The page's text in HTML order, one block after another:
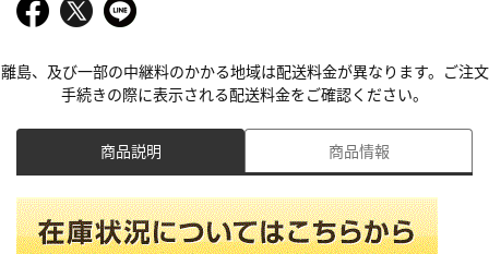
離島、及び一部の中継料のかかる地域は配送料金が異なります。ご注文
手続きの際に表示される配送料金をご確認ください。
商品説明 商品情報